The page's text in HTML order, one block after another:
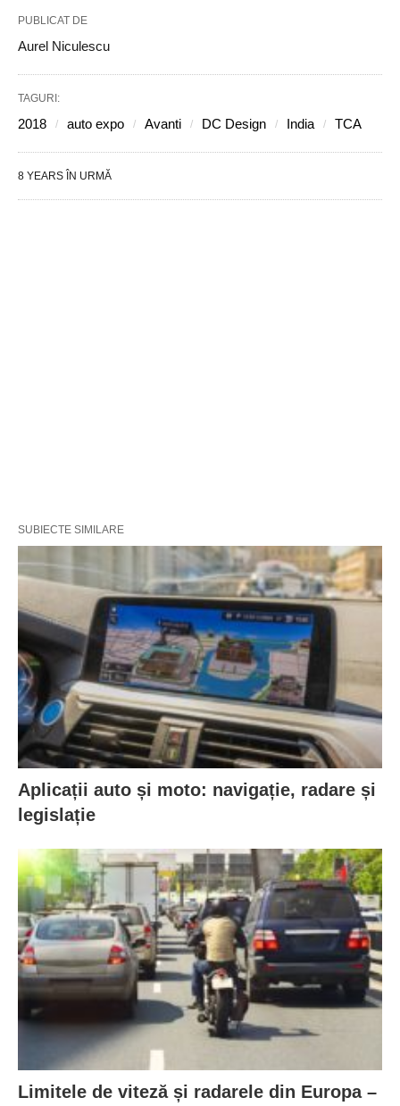
PUBLICAT DE
Aurel Niculescu
TAGURI:
2018 auto expo Avanti DC Design India TCA
8 YEARS ÎN URMĂ
SUBIECTE SIMILARE
Aplicații auto și moto: navigație, radare și
legislație
Limitele de viteză și radarele din Europa –